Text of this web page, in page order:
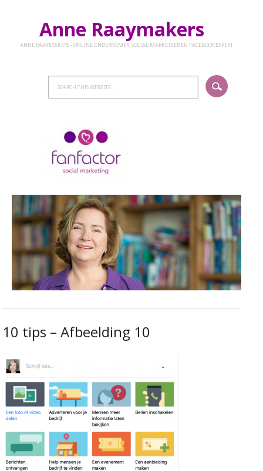
Anne Raaymakers
ANNE RAAYMAKERS - ONLINE ONDERNEMER, SOCIAL MARKETEER EN FACEBOOKEXPERT
10 tips – Afbeelding 10